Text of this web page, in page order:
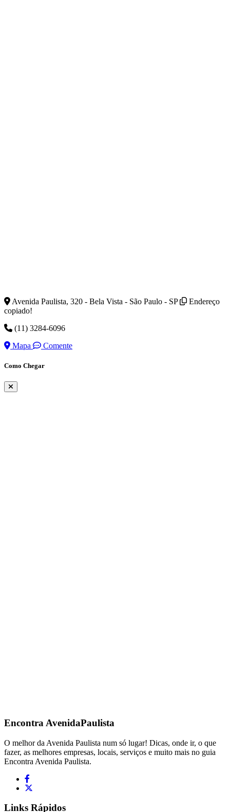
Avenida Paulista, 320 - Bela Vista - São Paulo - SP
Endereço
copiado!
(11) 3284-6096
Mapa
Comente
Como Chegar
Encontra AvenidaPaulista
O melhor da Avenida Paulista num só lugar! Dicas, onde ir, o que
fazer, as melhores empresas, locais, serviços e muito mais no guia
Encontra Avenida Paulista.
Links Rápidos